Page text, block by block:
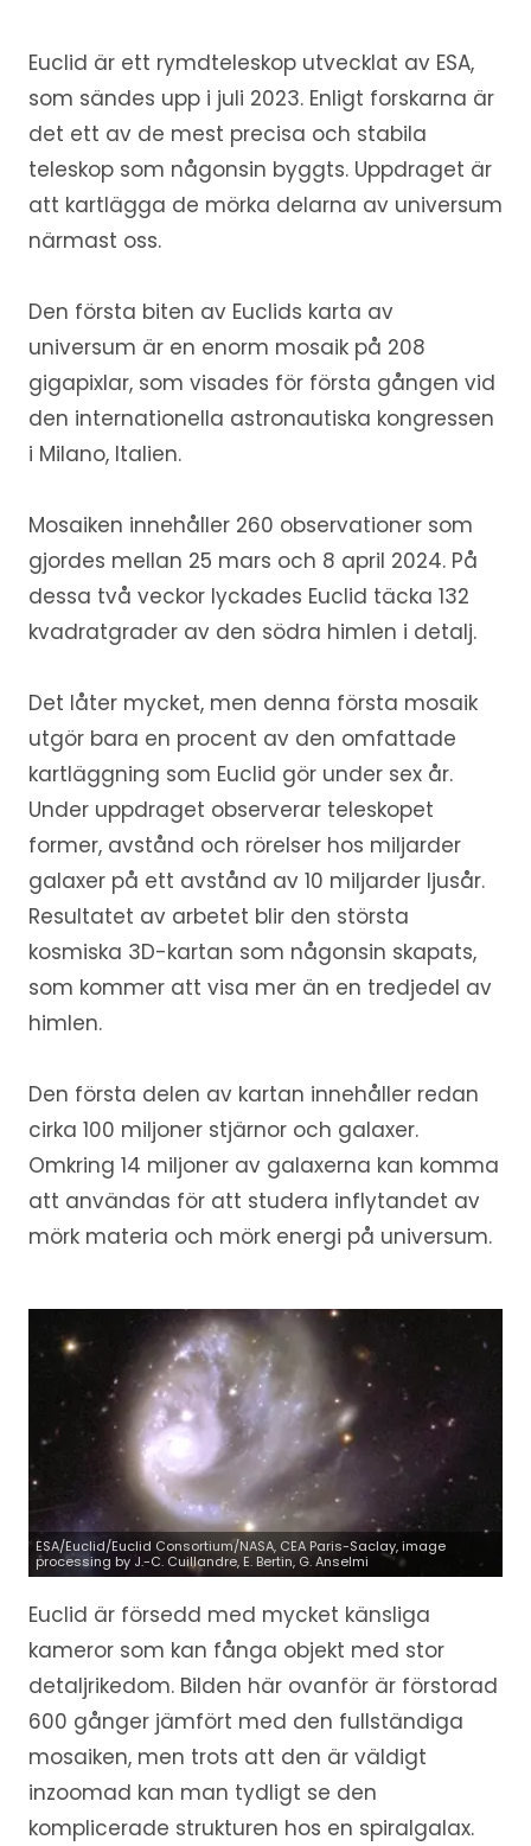
Euclid är ett rymdteleskop utvecklat av ESA,
som sändes upp i juli 2023. Enligt forskarna är
det ett av de mest precisa och stabila
teleskop som någonsin byggts. Uppdraget är
att kartlägga de mörka delarna av universum
närmast oss.
Den första biten av Euclids karta av
universum är en enorm mosaik på 208
gigapixlar, som visades för första gången vid
den internationella astronautiska kongressen
i Milano, Italien.
Mosaiken innehåller 260 observationer som
gjordes mellan 25 mars och 8 april 2024. På
dessa två veckor lyckades Euclid täcka 132
kvadratgrader av den södra himlen i detalj.
Det låter mycket, men denna första mosaik
utgör bara en procent av den omfattade
kartläggning som Euclid gör under sex år.
Under uppdraget observerar teleskopet
former, avstånd och rörelser hos miljarder
galaxer på ett avstånd av 10 miljarder ljusår.
Resultatet av arbetet blir den största
kosmiska 3D-kartan som någonsin skapats,
som kommer att visa mer än en tredjedel av
himlen.
Den första delen av kartan innehåller redan
cirka 100 miljoner stjärnor och galaxer.
Omkring 14 miljoner av galaxerna kan komma
att användas för att studera inflytandet av
mörk materia och mörk energi på universum.
ESA/Euclid/Euclid Consortium/NASA, CEA Paris-Saclay, image
processing by J.-C. Cuillandre, E. Bertin, G. Anselmi
Euclid är försedd med mycket känsliga
kameror som kan fånga objekt med stor
detaljrikedom. Bilden här ovanför är förstorad
600 gånger jämfört med den fullständiga
mosaiken, men trots att den är väldigt
inzoomad kan man tydligt se den
komplicerade strukturen hos en spiralgalax.